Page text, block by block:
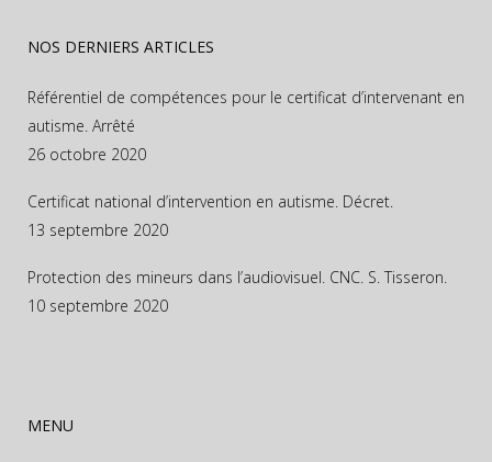
NOS DERNIERS ARTICLES
Référentiel de compétences pour le certificat d’intervenant en
autisme. Arrêté
26 octobre 2020
Certificat national d’intervention en autisme. Décret.
13 septembre 2020
Protection des mineurs dans l’audiovisuel. CNC. S. Tisseron.
10 septembre 2020
MENU